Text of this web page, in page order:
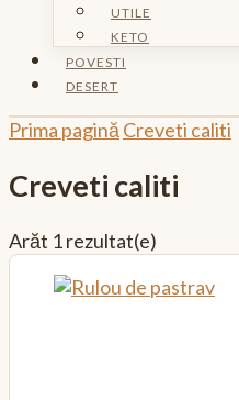
UTILE
KETO
POVESTI
DESERT
Prima pagină Creveti caliti
Creveti caliti
Arăt 1 rezultat(e)